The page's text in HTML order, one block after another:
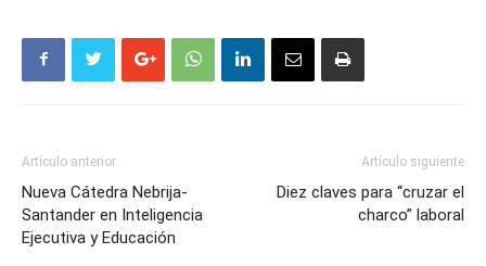
Artículo anterior
Nueva Cátedra Nebrija-
Santander en Inteligencia
Ejecutiva y Educación
Artículo siguiente
Diez claves para “cruzar el
charco” laboral